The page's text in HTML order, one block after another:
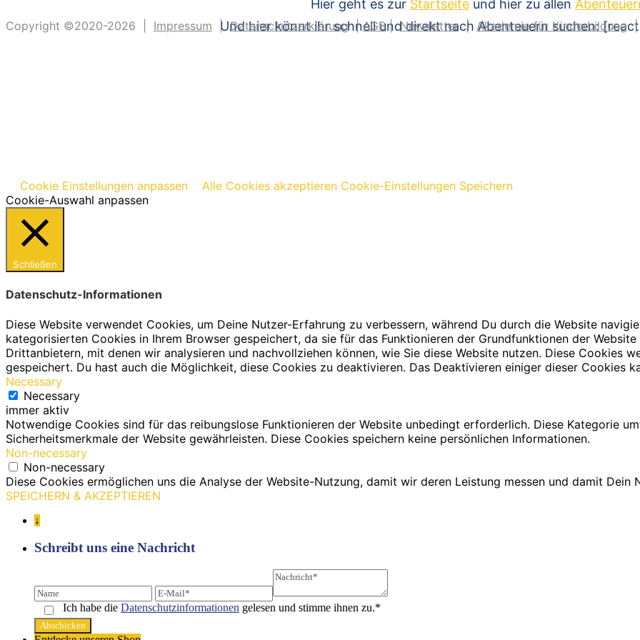
Hier geht es zur Startseite und hier zu allen
Und hier könnt ihr schnell und direkt nach Abenteuern suchen:
Copyright ©2020-2026 | Impressum |Datenschutzerklärung|AGB|Newsletter| Akademie für Kinderbildung
Cookie Einstellungen anpassen Alle Cookies akzeptieren Cookie-Einstellungen Speichern
Cookie-Auswahl anpassen
Schließen
Datenschutz-Informationen
Diese Website verwendet Cookies, um Deine Nutzer-Erfahrung zu verbessern, während Du durch die Website
kategorisierten Cookies in Ihrem Browser gespeichert, da sie für das Funktionieren der Grundfunktionen der
Drittanbietern, mit denen wir analysieren und nachvollziehen können, wie Sie diese Website nutzen. Diese Cookies
gespeichert. Du hast auch die Möglichkeit, diese Cookies zu deaktivieren. Das Deaktivieren einiger dieser Cookies
Necessary
Necessary
immer aktiv
Notwendige Cookies sind für das reibungslose Funktionieren der Website unbedingt erforderlich. Diese Kategorie
Sicherheitsmerkmale der Website gewährleisten. Diese Cookies speichern keine persönlichen Informationen.
Non-necessary
Non-necessary
Diese Cookies ermöglichen uns die Analyse der Website-Nutzung, damit wir deren Leistung messen und damit Dein
SPEICHERN & AKZEPTIEREN
↓
Schreibt uns eine Nachricht
Ich habe die Datenschutz­informationen gelesen und stimme ihnen zu.*